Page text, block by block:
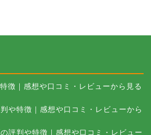
徴｜感想や口コミ・レビューから見る
や特徴｜感想や口コミ・レビューから
評判や特徴｜感想や口コミ・レビュー